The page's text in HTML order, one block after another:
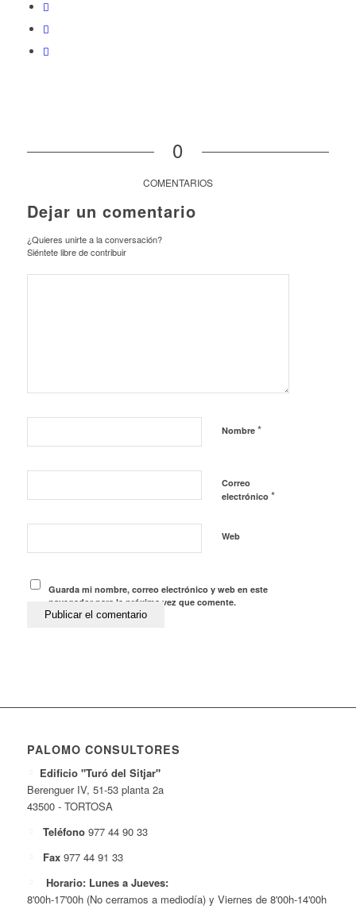
0
COMENTARIOS
Dejar un comentario
¿Quieres unirte a la conversación?
Siéntete libre de contribuir
Nombre *
Correo
electrónico *
Web
Guarda mi nombre, correo electrónico y web en este
navegador para la próxima vez que comente.
PALOMO CONSULTORES
Edificio "Turó del Sitjar"
Berenguer IV, 51-53 planta 2a
43500 - TORTOSA
Teléfono 977 44 90 33
Fax 977 44 91 33
Horario: Lunes a Jueves:
8'00h-17'00h (No cerramos a mediodía) y Viernes de 8'00h-14'00h